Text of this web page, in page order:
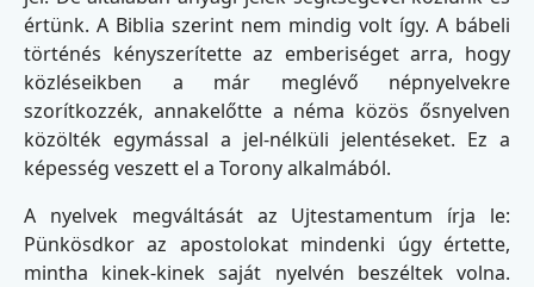
értünk. A Biblia szerint nem mindig volt így. A bábeli
történés kényszerítette az emberiséget arra, hogy
közléseikben a már meglévő népnyelvekre
szorítkozzék, annakelőtte a néma közös ősnyelven
közölték egymással a jel-nélküli jelentéseket. Ez a
képesség veszett el a Torony alkalmából.
A nyelvek megváltását az Ujtestamentum írja le:
Pünkösdkor az apostolokat mindenki úgy értette,
mintha kinek-kinek saját nyelvén beszéltek volna.